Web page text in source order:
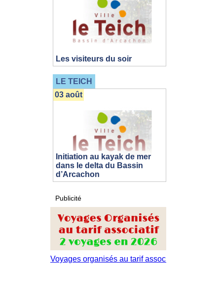
Les visiteurs du soir
LE TEICH
Initiation au kayak de mer
dans le delta du Bassin
d’Arcachon
03 août
Publicité